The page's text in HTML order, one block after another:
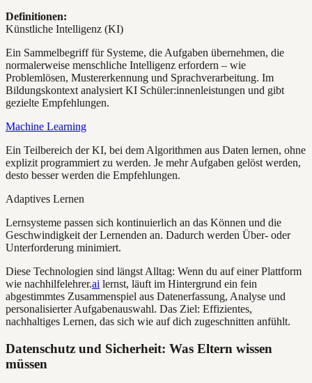
Definitionen:
Künstliche Intelligenz (KI)
Ein Sammelbegriff für Systeme, die Aufgaben übernehmen, die
normalerweise menschliche Intelligenz erfordern – wie
Problemlösen, Mustererkennung und Sprachverarbeitung. Im
Bildungskontext analysiert KI Schüler:innenleistungen und gibt
gezielte Empfehlungen.
Machine Learning
Ein Teilbereich der KI, bei dem Algorithmen aus Daten lernen, ohne
explizit programmiert zu werden. Je mehr Aufgaben gelöst werden,
desto besser werden die Empfehlungen.
Adaptives Lernen
Lernsysteme passen sich kontinuierlich an das Können und die
Geschwindigkeit der Lernenden an. Dadurch werden Über- oder
Unterforderung minimiert.
Diese Technologien sind längst Alltag: Wenn du auf einer Plattform
wie nachhilfelehrer.ai lernst, läuft im Hintergrund ein fein
abgestimmtes Zusammenspiel aus Datenerfassung, Analyse und
personalisierter Aufgabenauswahl. Das Ziel: Effizientes,
nachhaltiges Lernen, das sich wie auf dich zugeschnitten anfühlt.
Datenschutz und Sicherheit: Was Eltern wissen
müssen